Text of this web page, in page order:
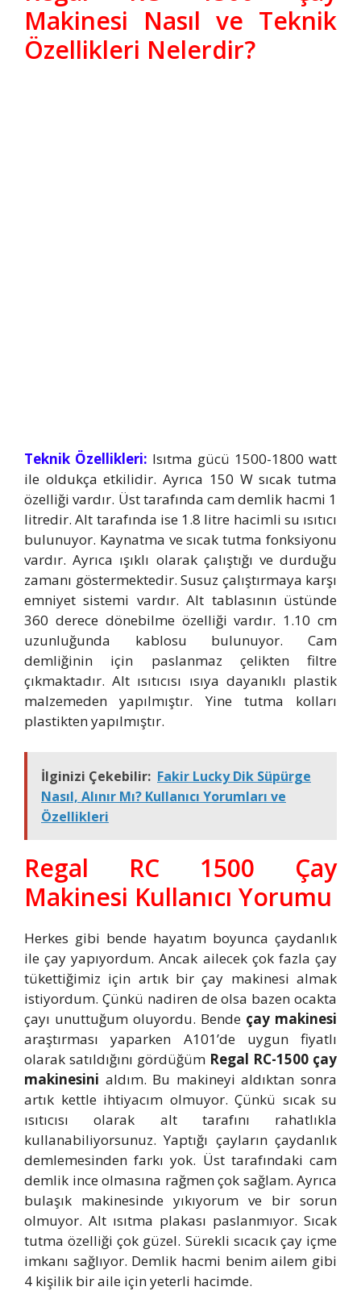
Makinesi Nasıl ve Teknik
Özellikleri Nelerdir?
Teknik Özellikleri: Isıtma gücü 1500-1800 watt
ile oldukça etkilidir. Ayrıca 150 W sıcak tutma
özelliği vardır. Üst tarafında cam demlik hacmi 1
litredir. Alt tarafında ise 1.8 litre hacimli su ısıtıcı
bulunuyor. Kaynatma ve sıcak tutma fonksiyonu
vardır. Ayrıca ışıklı olarak çalıştığı ve durduğu
zamanı göstermektedir. Susuz çalıştırmaya karşı
emniyet sistemi vardır. Alt tablasının üstünde
360 derece dönebilme özelliği vardır. 1.10 cm
uzunluğunda kablosu bulunuyor. Cam
demliğinin için paslanmaz çelikten filtre
çıkmaktadır. Alt ısıtıcısı ısıya dayanıklı plastik
malzemeden yapılmıştır. Yine tutma kolları
plastikten yapılmıştır.
İlginizi Çekebilir: Fakir Lucky Dik Süpürge
Nasıl, Alınır Mı? Kullanıcı Yorumları ve
Özellikleri
Regal RC 1500 Çay
Makinesi Kullanıcı Yorumu
Herkes gibi bende hayatım boyunca çaydanlık
ile çay yapıyordum. Ancak ailecek çok fazla çay
tükettiğimiz için artık bir çay makinesi almak
istiyordum. Çünkü nadiren de olsa bazen ocakta
çayı unuttuğum oluyordu. Bende çay makinesi
araştırması yaparken A101’de uygun fiyatlı
olarak satıldığını gördüğüm Regal RC-1500 çay
makinesini aldım. Bu makineyi aldıktan sonra
artık kettle ihtiyacım olmuyor. Çünkü sıcak su
ısıtıcısı olarak alt tarafını rahatlıkla
kullanabiliyorsunuz. Yaptığı çayların çaydanlık
demlemesinden farkı yok. Üst tarafındaki cam
demlik ince olmasına rağmen çok sağlam. Ayrıca
bulaşık makinesinde yıkıyorum ve bir sorun
olmuyor. Alt ısıtma plakası paslanmıyor. Sıcak
tutma özelliği çok güzel. Sürekli sıcacık çay içme
imkanı sağlıyor. Demlik hacmi benim ailem gibi
4 kişilik bir aile için yeterli hacimde.